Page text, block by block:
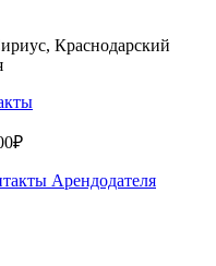
Краснодарский
Арендодателя